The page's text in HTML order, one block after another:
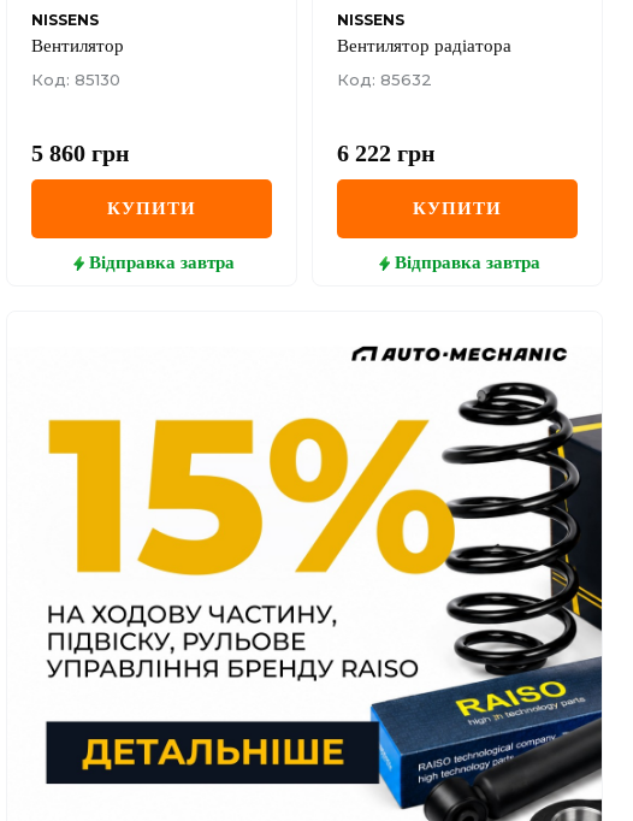
NISSENS
Вентилятор
Код: 85130
5 860 грн
КУПИТИ
Відправка завтра
NISSENS
Вентилятор радіатора
Код: 85632
6 222 грн
КУПИТИ
Відправка завтра